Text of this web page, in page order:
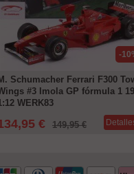
-
Schumacher Ferrari F300
#3 Imola GP fórmula 1
WERK83
€ 149,95 €